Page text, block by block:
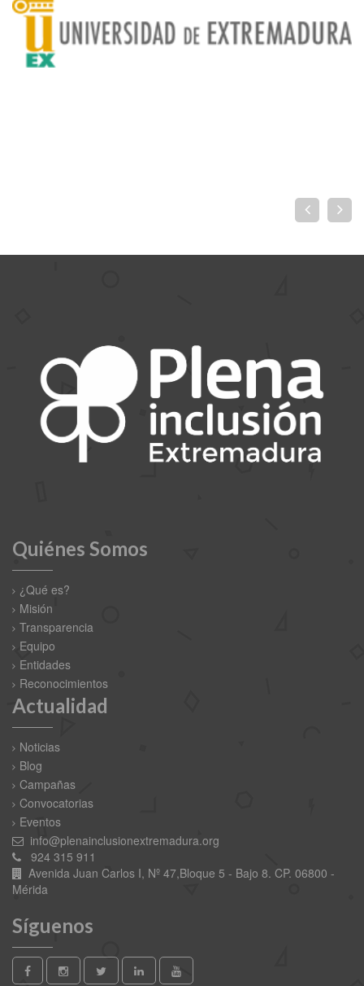
Quiénes Somos
¿Qué es?
Misión
Transparencia
Equipo
Entidades
Reconocimientos
Actualidad
Noticias
Blog
Campañas
Convocatorias
Eventos
info@plenainclusionextremadura.org
924 315 911
Avenida Juan Carlos I, Nº 47,Bloque 5 - Bajo 8. CP. 06800 -
Mérida
Síguenos